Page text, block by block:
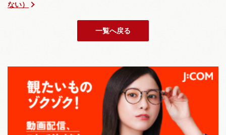
ない）
一覧へ戻る